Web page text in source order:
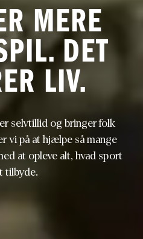
MERE
DET
LIV.
selvtillid og bringer folk
vi på at hjælpe så mange
at opleve alt, hvad sport
tilbyde.